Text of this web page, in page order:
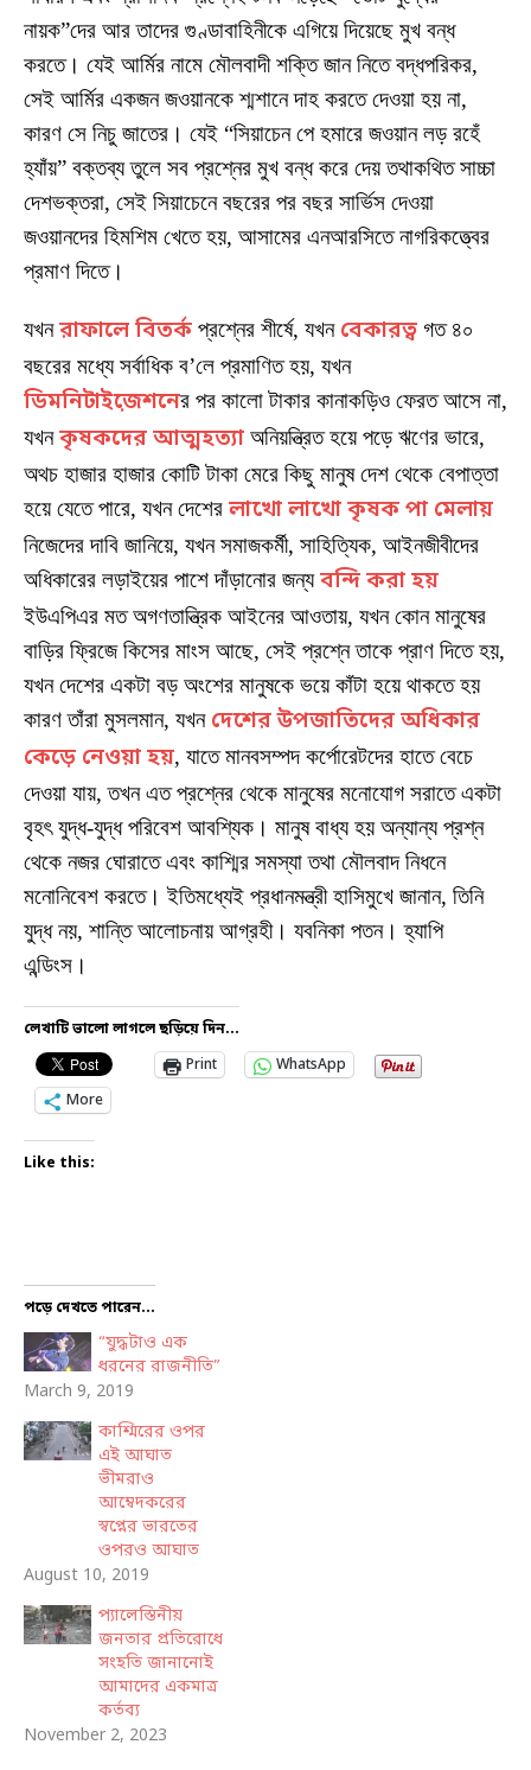
নায়ক”দের আর তাদের গুণ্ডাবাহিনীকে এগিয়ে দিয়েছে মুখ বন্ধ
করতে। যেই আর্মির নামে মৌলবাদী শক্তি জান নিতে বদ্ধপরিকর,
সেই আর্মির একজন জওয়ানকে শ্মশানে দাহ করতে দেওয়া হয় না,
কারণ সে নিচু জাতের। যেই “সিয়াচেন পে হমারে জওয়ান লড় রহেঁ
হ্যাঁয়” বক্তব্য তুলে সব প্রশ্নের মুখ বন্ধ করে দেয় তথাকথিত সাচ্চা
দেশভক্তরা, সেই সিয়াচেনে বছরের পর বছর সার্ভিস দেওয়া
জওয়ানদের হিমশিম খেতে হয়, আসামের এনআরসিতে নাগরিকত্ত্বের
প্রমাণ দিতে।
যখনরাফালে বিতর্ক প্রশ্নের শীর্ষে, যখন বেকারত্ব গত ৪০
বছরের মধ্যে সর্বাধিক ব’লে প্রমাণিত হয়, যখন
ডিমনিটাইজে়শনের পর কালো টাকার কানাকড়িও ফেরত আসে না,
যখনকৃষকদের আত্মহত্যা অনিয়ন্ত্রিত হয়ে পড়ে ঋণের ভারে,
অথচ হাজার হাজার কোটি টাকা মেরে কিছু মানুষ দেশ থেকে বেপাত্তা
হয়ে যেতে পারে, যখন দেশের লাখো লাখো কৃষক পা মেলায়
নিজেদের দাবি জানিয়ে, যখন সমাজকর্মী, সাহিত্যিক, আইনজীবীদের
অধিকারের লড়াইয়ের পাশে দাঁড়ানোর জন্যবন্দি করা হয়
ইউএপিএর মত অগণতান্ত্রিক আইনের আওতায়, যখন কোন মানুষের
বাড়ির ফ্রিজে কিসের মাংস আছে, সেই প্রশ্নে তাকে প্রাণ দিতে হয়,
যখন দেশের একটা বড় অংশের মানুষকে ভয়ে কাঁটা হয়ে থাকতে হয়
কারণ তাঁরা মুসলমান, যখন দেশের উপজাতিদের অধিকার
কেড়ে নেওয়া হয়, যাতে মানবসম্পদ কর্পোরেটদের হাতে বেচে
দেওয়া যায়, তখন এত প্রশ্নের থেকে মানুষের মনোযোগ সরাতে একটা
বৃহৎ যুদ্ধ-যুদ্ধ পরিবেশ আবশ্যিক। মানুষ বাধ্য হয় অন্যান্য প্রশ্ন
থেকে নজর ঘোরাতে এবং কাশ্মির সমস্যা তথা মৌলবাদ নিধনে
মনোনিবেশ করতে। ইতিমধ্যেই প্রধানমন্ত্রী হাসিমুখে জানান, তিনি
যুদ্ধ নয়, শান্তি আলোচনায় আগ্রহী। যবনিকা পতন। হ্যাপি
এন্ডিংস।
লেখাটি ভালো লাগলে ছড়িয়ে দিন...
Print
WhatsApp
More
Like this:
পড়ে দেখতে পারেন...
“যুদ্ধটাও এক
ধরনের রাজনীতি”
March 9, 2019
কাশ্মিরের ওপর
এই আঘাত
ভীমরাও
আম্বেদকরের
স্বপ্নের ভারতের
ওপরও আঘাত
August 10, 2019
প্যালেস্তিনীয়
জনতার প্রতিরোধে
সংহতি জানানোই
আমাদের একমাত্র
কর্তব্য
November 2, 2023